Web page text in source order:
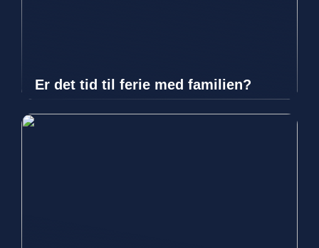
Er det tid til ferie med familien?